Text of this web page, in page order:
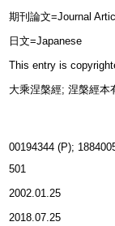
期刊論文=Journal
日文=Japanese
This entry is
大乘涅槃經; 涅槃經
00194344 (P);
501
2002.01.25
2018.07.25